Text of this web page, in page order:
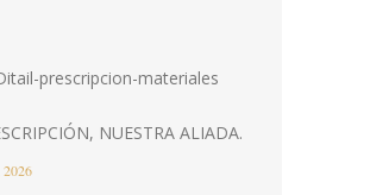
NUESTRA ALIADA.
2026